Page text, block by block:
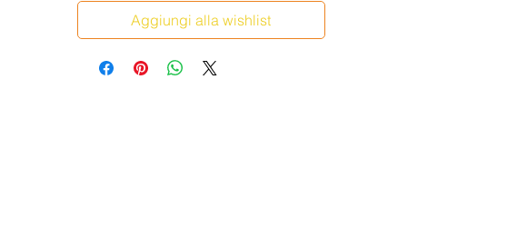
Aggiungi alla wishlist